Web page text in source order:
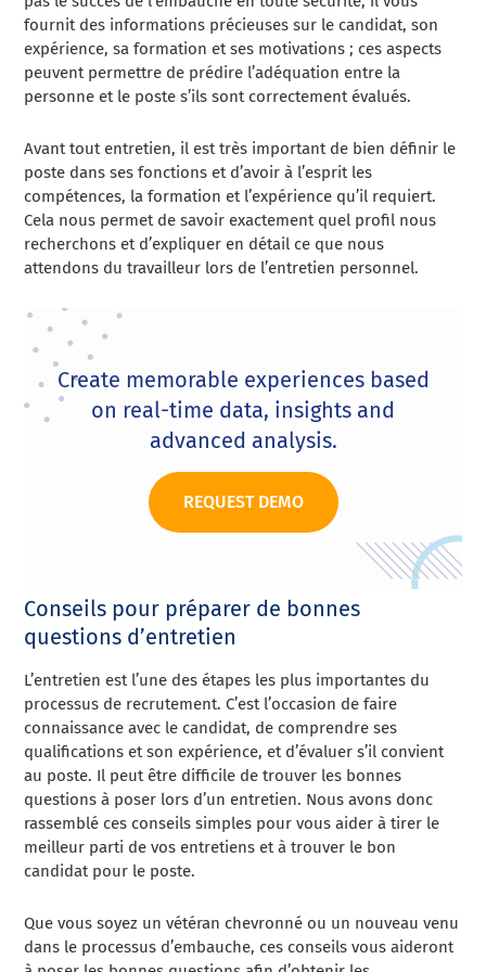
fournit des informations précieuses sur le candidat, son
expérience, sa formation et ses motivations ; ces aspects
peuvent permettre de prédire l’adéquation entre la
personne et le poste s’ils sont correctement évalués.
Avant tout entretien, il est très important de bien définir le
poste dans ses fonctions et d’avoir à l’esprit les
compétences, la formation et l’expérience qu’il requiert.
Cela nous permet de savoir exactement quel profil nous
recherchons et d’expliquer en détail ce que nous
attendons du travailleur lors de l’entretien personnel.
Create memorable experiences based
on real-time data, insights and
advanced analysis.
REQUEST DEMO
Conseils pour préparer de bonnes
questions d’entretien
L’entretien est l’une des étapes les plus importantes du
processus de recrutement. C’est l’occasion de faire
connaissance avec le candidat, de comprendre ses
qualifications et son expérience, et d’évaluer s’il convient
au poste. Il peut être difficile de trouver les bonnes
questions à poser lors d’un entretien. Nous avons donc
rassemblé ces conseils simples pour vous aider à tirer le
meilleur parti de vos entretiens et à trouver le bon
candidat pour le poste.
Que vous soyez un vétéran chevronné ou un nouveau venu
dans le processus d’embauche, ces conseils vous aideront